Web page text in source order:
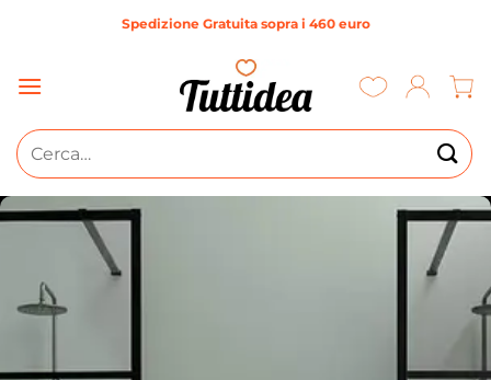
Spedizione Gratuita sopra i 460 euro
Cerca: